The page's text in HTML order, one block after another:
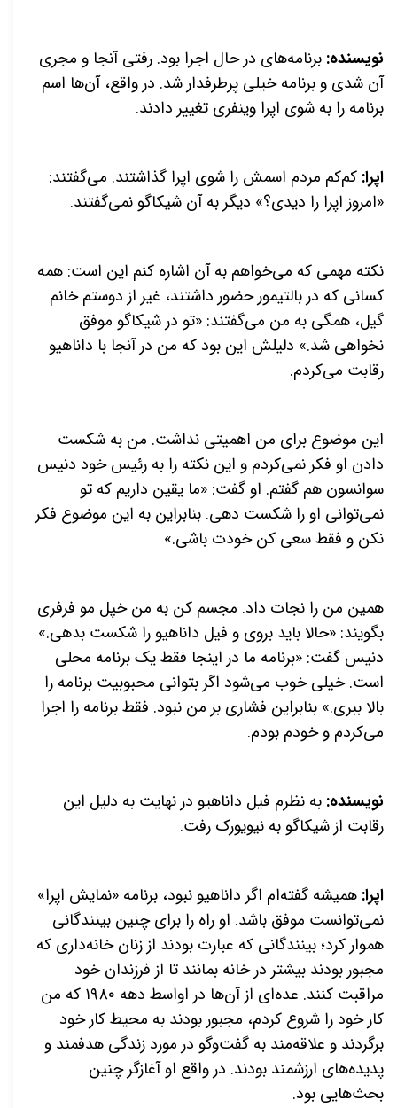
نویسنده: برنامه‌های در حال اجرا بود. رفتی آنجا و مجری
آن شدی و برنامه خیلی پرطرفدار شد. در واقع، آن‌ها اسم
برنامه را به شوی اپرا وینفری تغییر دادند.
اپرا: کم‌کم مردم اسمش را شوی اپرا گذاشتند. می‌گفتند:
«امروز اپرا را دیدی؟» دیگر به آن شیکاگو نمی‌گفتند.
نکته مهمی که می‌خواهم به آن اشاره کنم این است: همه
کسانی که در بالتیمور حضور داشتند، غیر از دوستم خانم
گیل، همگی به من می‌گفتند: «تو در شیکاگو موفق
نخواهی شد.» دلیلش این بود که من در آنجا با داناهیو
رقابت می‌کردم.
این موضوع برای من اهمیتی نداشت. من به شکست
دادن او فکر نمی‌کردم و این نکته را به رئیس خود دنیس
سوانسون هم گفتم. او گفت: «ما یقین داریم که تو
نمی‌توانی او را شکست دهی. بنابراین به این موضوع فکر
نکن و فقط سعی کن خودت باشی.»
همین من را نجات داد. مجسم کن به من خپل مو فرفری
بگویند: «حالا باید بروی و فیل داناهیو را شکست بدهی.»
دنیس گفت: «برنامه ما در اینجا فقط یک برنامه محلی
است. خیلی خوب می‌شود اگر بتوانی محبوبیت برنامه را
بالا ببری.» بنابراین فشاری بر من نبود. فقط برنامه را اجرا
می‌کردم و خودم بودم.
نویسنده: به نظرم فیل داناهیو در نهایت به دلیل این
رقابت از شیکاگو به نیویورک رفت.
اپرا: همیشه گفته‌ام اگر داناهیو نبود، برنامه «نمایش اپرا»
نمی‌توانست موفق باشد. او راه را برای چنین بینندگانی
هموار کرد؛ بینندگانی که عبارت بودند از زنان خانه‌داری که
مجبور بودند بیشتر در خانه بمانند تا از فرزندان خود
مراقبت کنند. عده‌ای از آن‌ها در اواسط دهه ۱۹۸۰ که من
کار خود را شروع کردم، مجبور بودند به محیط کار خود
برگردند و علاقه‌مند به گفت‌وگو در مورد زندگی هدفمند و
پدیده‌های ارزشمند بودند. در واقع او آغازگر چنین
بحث‌هایی بود.